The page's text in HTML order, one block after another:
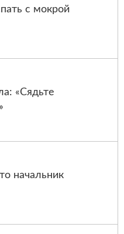
с мокрой
«Сядьте
начальник